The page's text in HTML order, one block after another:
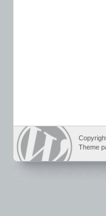
Theme